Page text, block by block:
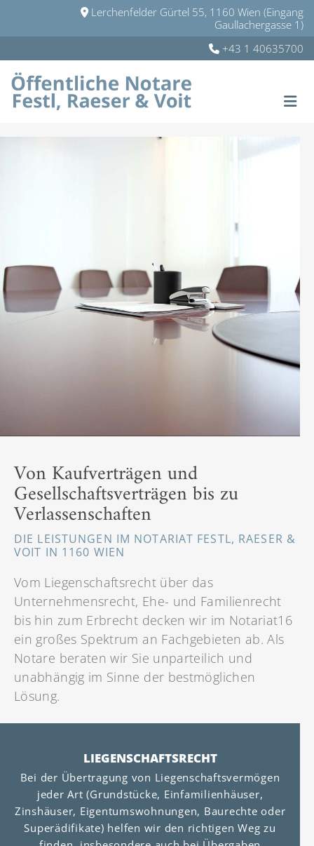
Lerchenfelder Gürtel 55, 1160 Wien (Eingang
Gaullachergasse 1)
 +43 1 40635700
Von Kaufverträgen und
Gesellschaftsverträgen bis zu
Verlassenschaften
DIE LEISTUNGEN IM NOTARIAT FESTL, RAESER &
VOIT IN 1160 WIEN
Vom Liegenschaftsrecht über das
Unternehmensrecht, Ehe- und Familienrecht
bis hin zum Erbrecht decken wir im Notariat16
ein großes Spektrum an Fachgebieten ab. Als
Notare beraten wir Sie unparteilich und
unabhängig im Sinne der bestmöglichen
Lösung.
LIEGENSCHAFTSRECHT
Bei der Übertragung von Liegenschaftsvermögen
jeder Art (Grundstücke, Einfamilienhäuser,
Zinshäuser, Eigentumswohnungen, Baurechte oder
Superädifikate) helfen wir den richtigen Weg zu